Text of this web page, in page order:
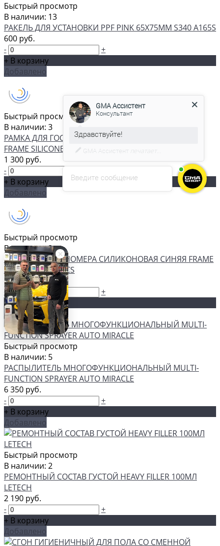
Быстрый просмотр
В наличии: 13
РАКЕЛЬ ДЛЯ УСТАНОВКИ PPF PINK 65Х75ММ S340 A165S
600 руб.
-
+
+ В корзину
Добавлено
Быстрый просмотр
В наличии: 3
РАМКА ДЛЯ ГОСНОМЕРА СИЛИКОНОВАЯ ЖЕЛТАЯ
FRAME SILICONE YELLOW RCS
1 300 руб.
-
+ В корзину
Добавлено
Быстрый просмотр
В наличии: 3
РАМКА ДЛЯ ГОСНОМЕРА СИЛИКОНОВАЯ СИНЯЯ FRAME
SILICONE BLUE RCS
1 300 руб.
-
+
+ В корзину
Добавлено
Быстрый просмотр
В наличии: 5
РАСПЫЛИТЕЛЬ МНОГОФУНКЦИОНАЛЬНЫЙ MULTI-
FUNCTION SPRAYER AUTO MIRACLE
6 350 руб.
-
+
+ В корзину
Добавлено
Быстрый просмотр
В наличии: 2
РЕМОНТНЫЙ СОСТАВ ГУСТОЙ HEAVY FILLER 100МЛ
LETECH
2 190 руб.
-
+
+ В корзину
Добавлено
Введите сообщение
Консультант
С удовольствием помогу вам в
выборе товара.